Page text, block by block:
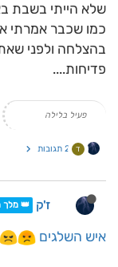
שלא הייתי בשבת
כמו שכבר אמרתי
בהצלחה ולפני
פדיחות....
פעיל בלילה
ד 2 תגובות
ז'ק 👑 מלך
איש השלגים